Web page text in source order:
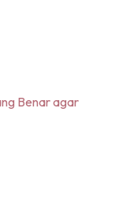
Benar agar